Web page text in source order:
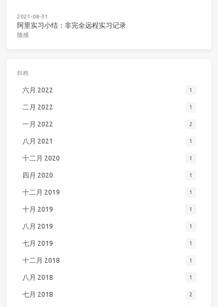
2021-08-31
阿里实习小结：非完全远程实习记录
随感
归档
六月 2022 1
二月 2022 1
一月 2022 2
八月 2021 1
十二月 2020 1
四月 2020 1
十二月 2019 1
十月 2019 1
八月 2019 1
七月 2019 1
十二月 2018 1
八月 2018 1
七月 2018 2